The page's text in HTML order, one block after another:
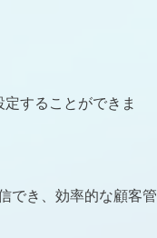
することができま
でき、効率的な顧客管